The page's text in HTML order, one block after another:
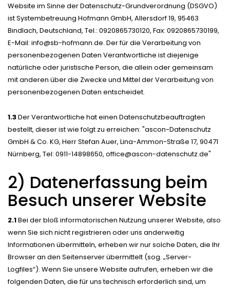
Website im Sinne der Datenschutz-Grundverordnung (DSGVO)
ist Systembetreuung Hofmann GmbH, Allersdorf 19, 95463
Bindlach, Deutschland, Tel.: 0920865730120, Fax: 0920865730199,
E-Mail: info@sb-hofmann.de. Der für die Verarbeitung von
personenbezogenen Daten Verantwortliche ist diejenige
natürliche oder juristische Person, die allein oder gemeinsam
mit anderen über die Zwecke und Mittel der Verarbeitung von
personenbezogenen Daten entscheidet.
1.3Der Verantwortliche hat einen Datenschutzbeauftragten
bestellt, dieser ist wie folgt zu erreichen: "ascon-Datenschutz
GmbH & Co. KG, Herr Stefan Auer, Lina-Ammon-Straße 17, 90471
Nürnberg, Tel: 0911-14898650, office@ascon-datenschutz.de"
2) Datenerfassung beim
Besuch unserer Website
2.1Bei der bloß informatorischen Nutzung unserer Website, also
wenn Sie sich nicht registrieren oder uns anderweitig
Informationen übermitteln, erheben wir nur solche Daten, die Ihr
Browser an den Seitenserver übermittelt (sog. „Server-
Logfiles“). Wenn Sie unsere Website aufrufen, erheben wir die
folgenden Daten, die für uns technisch erforderlich sind, um